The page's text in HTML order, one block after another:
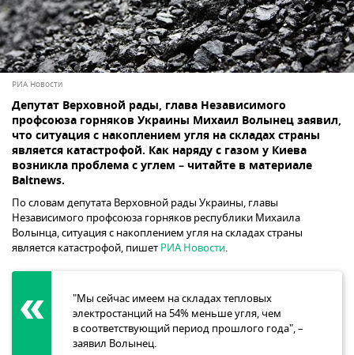
РИА Новости
Депутат Верховной рады, глава Независимого
профсоюза горняков Украины Михаил Волынец заявил,
что ситуация с накоплением угля на складах страны
является катастрофой. Как наряду с газом у Киева
возникла проблема с углем – читайте в материале
Baltnews.
По словам депутата Верховной рады Украины, главы
Независимого профсоюза горняков республики Михаила
Волынца, ситуация с накоплением угля на складах страны
является катастрофой, пишет РИА Новости.
"Мы сейчас имеем на складах тепловых
электростанций на 54% меньше угля, чем
в соответствующий период прошлого года", –
заявил Волынец.